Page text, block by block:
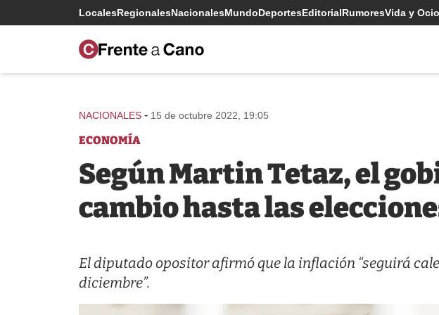
LocalesRegionalesNacionalesMundoDeportesEditorialRumoresVida y Ocio
NACIONALES - 15 de octubre 2022, 19:05
ECONOMÍA
Según Martin Tetaz, el
cambio hasta las
El diputado opositor afirmó que la inflación “seguirá
diciembre”.